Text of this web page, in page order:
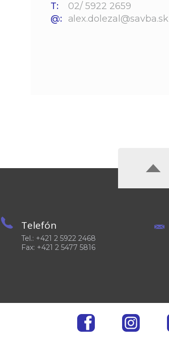
T:
02/ 5922 2659
@:
alex.dolezal@savba.sk
Telefón
Tel.: +421 2 5922 2468
Fax: +421 2 5477 5816